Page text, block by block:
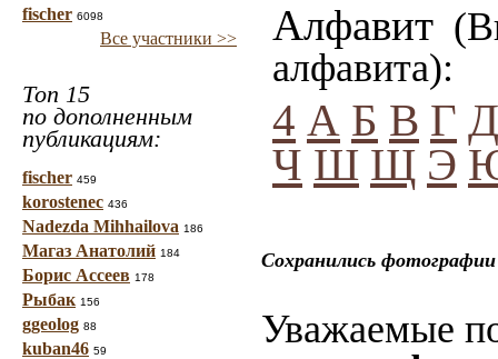
fischer 6098
Все участники >>
Топ 15
по дополненным
публикациям:
fischer 459
korostenec 436
Nadezda Mihhailova 186
Магаз Анатолий 184
Борис Ассеев 178
Рыбак 156
ggeolog 88
kuban46 59
Алфавит
алфавита):
4 А Б В Г Д
Ч Ш Щ Э
Сохранились
Уважаемые